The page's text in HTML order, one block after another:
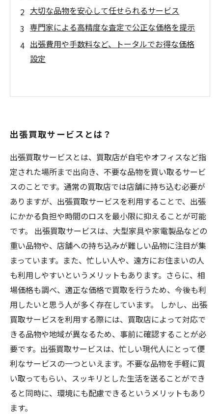
大切な品物を安心して任せられるサービス
専門家による高精度な査定で公正な価格を提示
出張費用や手数料など、トータルでお得な価格
設定
出張買取サービスとは？
出張買取サービスとは、買取店が自宅やオフィスなど指
定された場所まで出向き、不要な品物を買い取るサービ
スのことです。通常の買取店では店舗に持ち込む必要が
ありますが、出張買取サービスを利用することで、出張
にかかる負担や時間のロスを最小限に抑えることが可能
です。 出張買取サービスは、大型家具や家電製品などの
重い品物や、店舗への持ち込みが難しい品物に注目が集
まっています。また、忙しい人や、遠方にお住まいの人
も利用しやすいというメリットもあります。さらに、相
場価格も調べ、適正な価格で買取を行うため、今後も利
用したいと思う人が多く存在しています。 しかし、出張
買取サービスを利用する際には、買取店によって対応で
きる品物や地域が異なるため、事前に確認することが必
要です。出張買取サービスは、忙しい現代人にとって便
利なサービスの一つといえます。不要な品物を手軽に買
い取ってもらい、スッキリとした生活を送ることができ
ると同時に、環境にも配慮できるというメリットもあり
ます。